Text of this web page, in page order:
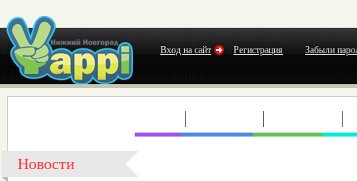
Вход на сайт Регистрация Забыли
Новости